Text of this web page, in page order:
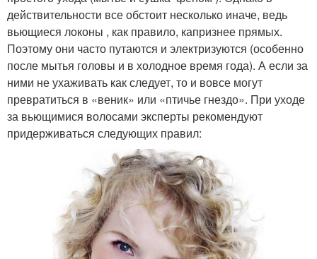
действительности все обстоит несколько иначе, ведь
вьющиеся локоны , как правило, капризнее прямых.
Поэтому они часто путаются и электризуются (особенно
после мытья головы и в холодное время года). А если за
ними не ухаживать как следует, то и вовсе могут
превратиться в «веник» или «птичье гнездо». При уходе
за вьющимися волосами эксперты рекомендуют
придерживаться следующих правил: